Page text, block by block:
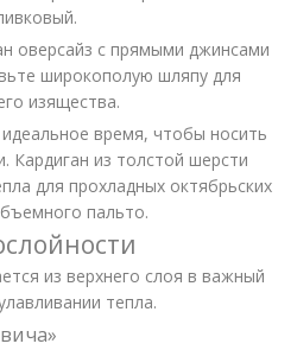
оверсайз с прямыми джинсами
широкополую шляпу для
изящества.
идеальное время, чтобы носить
Кардиган из толстой шерсти
для прохладных октябрьских
пальто.
из верхнего слоя в важный
тепла.